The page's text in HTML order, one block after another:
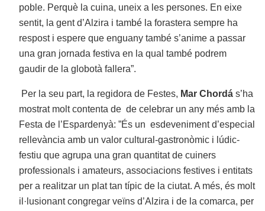
poble. Perquè la cuina, uneix a les persones. En eixe
sentit, la gent d’Alzira i també la forastera sempre ha
respost i espere que enguany també s’anime a passar
una gran jornada festiva en la qual també podrem
gaudir de la globotà fallera”.
Per la seu part, la regidora de Festes, Mar Chordá s’ha
mostrat molt contenta de de celebrar un any més amb la
Festa de l’Espardenyà: ”És un esdeveniment d’especial
rellevància amb un valor cultural-gastronòmic i lúdic-
festiu que agrupa una gran quantitat de cuiners
professionals i amateurs, associacions festives i entitats
per a realitzar un plat tan típic de la ciutat. A més, és molt
il·lusionant congregar veïns d’Alzira i de la comarca, per